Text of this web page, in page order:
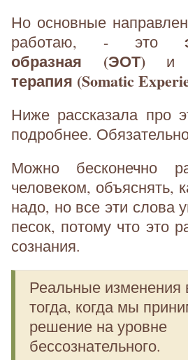
Но основные
работаю, - это
образная (ЭОТ)и
терапия (Somatic
Ниже рассказала про
подробнее.
Можно бесконечно
человеком, объяснять,
надо, но все эти слова
песок, потому что это
сознания.
Реальные
тогда, когда мы
решение на уровне
бессознательного.